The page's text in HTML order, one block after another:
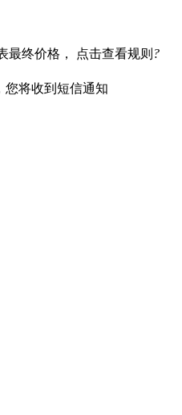
最终价格， 点击查看规则 ?
您将收到短信通知